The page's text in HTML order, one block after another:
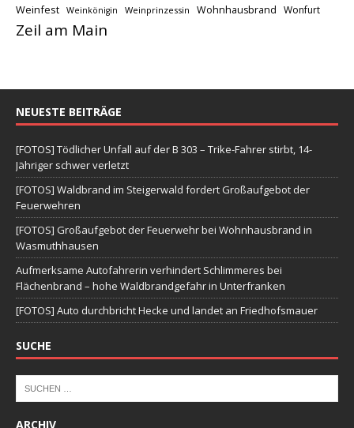
Weinfest Weinkönigin Weinprinzessin Wohnhausbrand Wonfurt
Zeil am Main
NEUESTE BEITRÄGE
[FOTOS] Tödlicher Unfall auf der B 303 – Trike-Fahrer stirbt, 14-
Jähriger schwer verletzt
[FOTOS] Waldbrand im Steigerwald fordert Großaufgebot der
Feuerwehren
[FOTOS] Großaufgebot der Feuerwehr bei Wohnhausbrand in
Wasmuthhausen
Aufmerksame Autofahrerin verhindert Schlimmeres bei
Flächenbrand – hohe Waldbrandgefahr in Unterfranken
[FOTOS] Auto durchbricht Hecke und landet an Friedhofsmauer
SUCHE
ARCHIV